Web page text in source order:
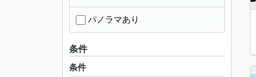
パノラマあり
条件
条件